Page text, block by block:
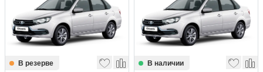
Сравнение
Личный кабинет
В резерве В наличии